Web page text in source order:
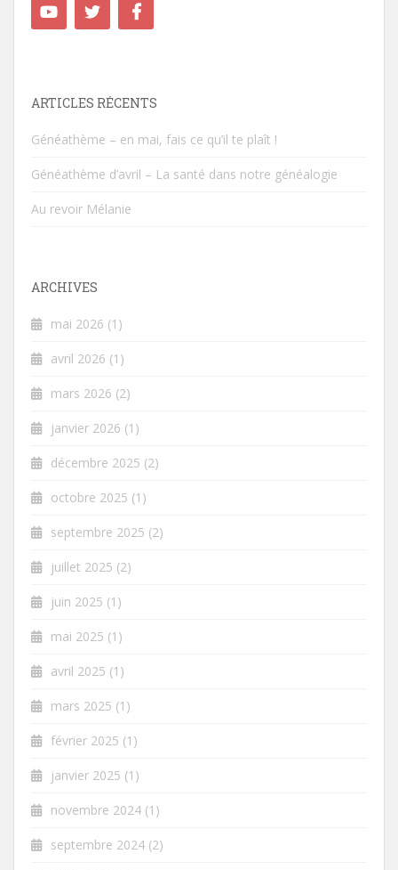
ARTICLES RÉCENTS
Généathème – en mai, fais ce qu’il te plaît !
Généathème d’avril – La santé dans notre généalogie
Au revoir Mélanie
ARCHIVES
mai 2026 (1)
avril 2026 (1)
mars 2026 (2)
janvier 2026 (1)
décembre 2025 (2)
octobre 2025 (1)
septembre 2025 (2)
juillet 2025 (2)
juin 2025 (1)
mai 2025 (1)
avril 2025 (1)
mars 2025 (1)
février 2025 (1)
janvier 2025 (1)
novembre 2024 (1)
septembre 2024 (2)